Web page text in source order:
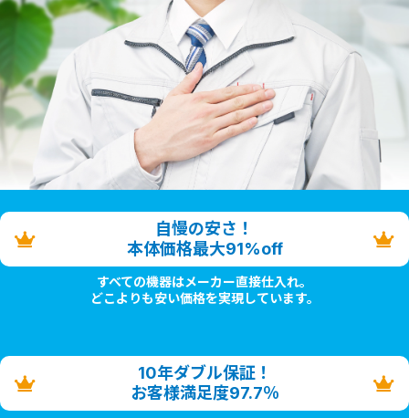
自慢の安さ！
本体価格最大91%off
すべての機器はメーカー直接仕入れ。
どこよりも安い価格を実現しています。
10年ダブル保証！
お客様満足度97.7％